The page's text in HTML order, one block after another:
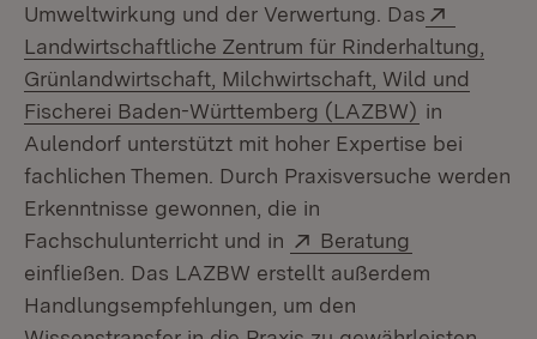
Umweltwirkung und der Verwertung. Das
Landwirtschaftliche Zentrum für Rinderhaltung,
Grünlandwirtschaft, Milchwirtschaft, Wild und
Fischerei Baden-Württemberg (LAZBW) (Öffnet in
in
Aulendorf unterstützt mit hoher Expertise bei
fachlichen Themen. Durch Praxisversuche werden
Erkenntnisse gewonnen, die in
Fachschulunterricht und in
Extern:
Beratung
einfließen. Das LAZBW erstellt außerdem
Handlungsempfehlungen, um den